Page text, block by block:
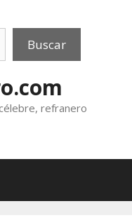
Buscar
refranero